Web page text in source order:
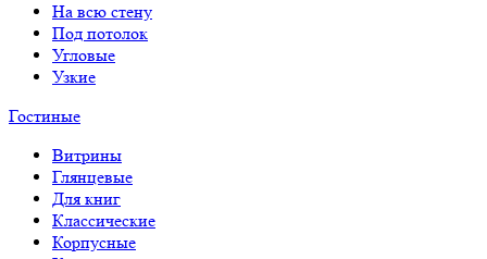
На всю стену
Под потолок
Угловые
Узкие
Гостиные
Витрины
Глянцевые
Для книг
Классические
Корпусные